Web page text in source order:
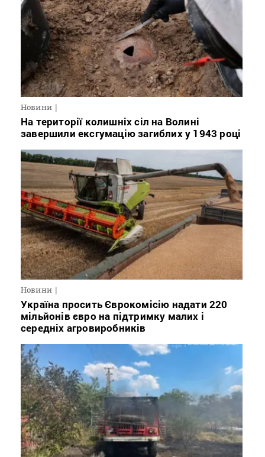
Новини
На території колишніх сіл на Волині
завершили ексгумацію загиблих у 1943 році
Новини
Україна просить Єврокомісію надати 220
мільйонів євро на підтримку малих і
середніх агровиробників